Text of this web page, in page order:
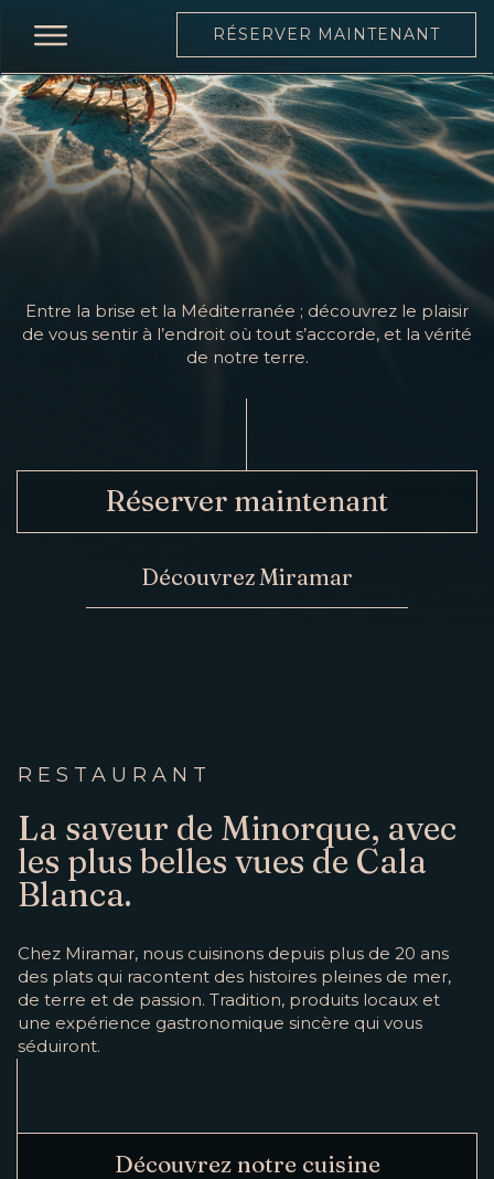
ACCUEIL
RESTAURANT
CARTE
CARTE
ÉQUIPE
RÉSERVER
RÉSERVER MAINTENANT
Entre la brise et la Méditerranée ; découvrez le plaisir
de vous sentir à l’endroit où tout s’accorde, et la vérité
de notre terre.
Réserver maintenant
Découvrez Miramar
RESTAURANT
La saveur de Minorque, avec
les plus belles vues de Cala
Blanca.
Chez Miramar, nous cuisinons depuis plus de 20 ans
des plats qui racontent des histoires pleines de mer,
de terre et de passion. Tradition, produits locaux et
une expérience gastronomique sincère qui vous
séduiront.
Découvrez notre cuisine